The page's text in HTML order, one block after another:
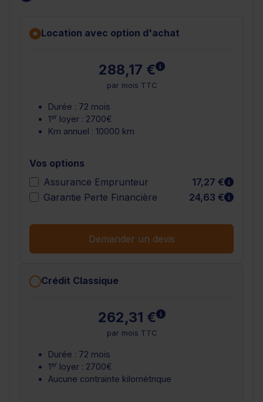
Location avec option d'achat
288,17 € En savoir plus
par mois TTC
Durée : 72 mois
1er loyer : 2700€
Km annuel : 10000 km
Vos options
Assurance Emprunteur
17,27 €
En
Garantie Perte Financière
24,63 € En
Demander un devis
Crédit Classique
262,31 € En savoir plus
par mois TTC
Durée : 72 mois
1er loyer : 2700€
Aucune contrainte kilométrique